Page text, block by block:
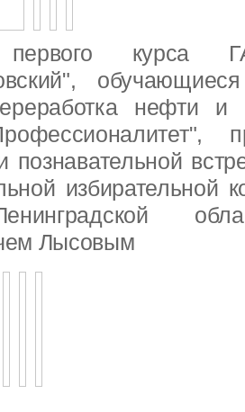
первого
нефти и
познавательной
избирательной
Лысовым